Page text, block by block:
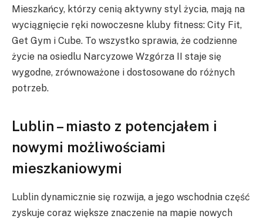
Mieszkańcy, którzy cenią aktywny styl życia, mają na
wyciągnięcie ręki nowoczesne kluby fitness: City Fit,
Get Gym i Cube. To wszystko sprawia, że codzienne
życie na osiedlu Narcyzowe Wzgórza II staje się
wygodne, zrównoważone i dostosowane do różnych
potrzeb.
Lublin – miasto z potencjałem i
nowymi możliwościami
mieszkaniowymi
Lublin dynamicznie się rozwija, a jego wschodnia część
zyskuje coraz większe znaczenie na mapie nowych